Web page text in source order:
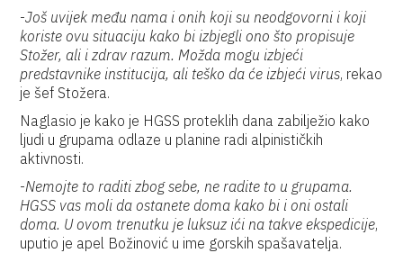
-Još uvijek među nama i onih koji su neodgovorni i koji
koriste ovu situaciju kako bi izbjegli ono što propisuje
Stožer, ali i zdrav razum. Možda mogu izbjeći
predstavnike institucija, ali teško da će izbjeći virus, rekao
je šef Stožera.
Naglasio je kako je HGSS proteklih dana zabilježio kako
ljudi u grupama odlaze u planine radi alpinističkih
aktivnosti.
-Nemojte to raditi zbog sebe, ne radite to u grupama.
HGSS vas moli da ostanete doma kako bi i oni ostali
doma. U ovom trenutku je luksuz ići na takve ekspedicije,
uputio je apel Božinović u ime gorskih spašavatelja.